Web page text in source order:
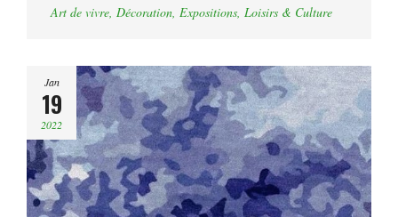
Art de vivre, Décoration, Expositions, Loisirs & Culture
Jan
19
2022